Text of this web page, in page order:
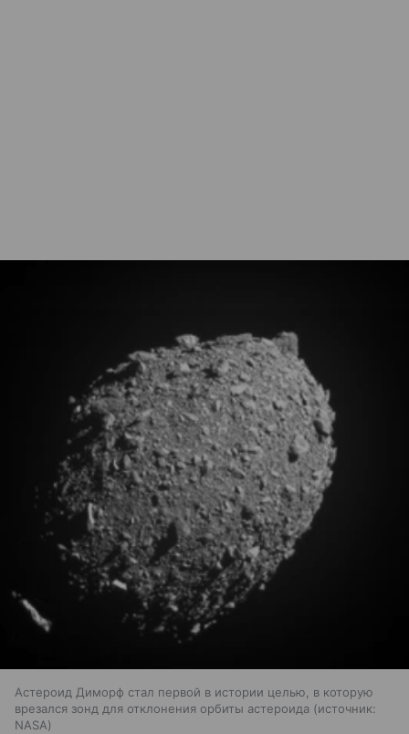
Астероид Диморф стал первой в истории целью, в которую
врезался зонд для отклонения орбиты астероида
источник:
NASA